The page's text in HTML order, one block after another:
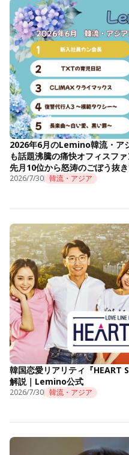
2026年6月のLemino韓流・ア
も話題沸騰の痛快オフィスフ
先月10位から怒涛のごぼう抜
2026/7/30 韓流・アジア
韓国恋愛リアリティ『HEART
解説｜Lemino公式
2026/7/30 韓流・アジア